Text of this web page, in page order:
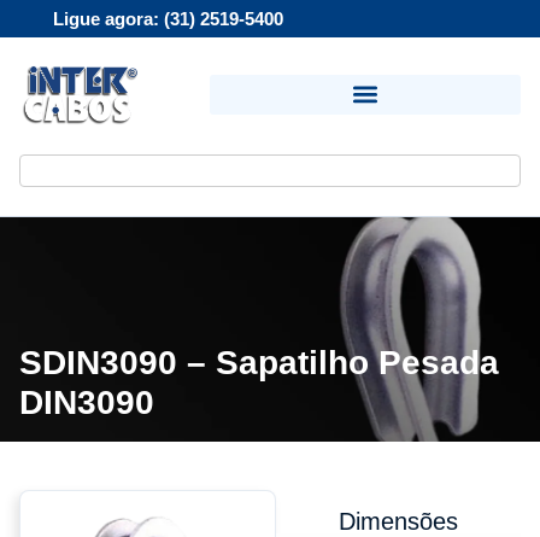
Ligue agora: (31) 2519-5400
SDIN3090 – Sapatilho Pesada
DIN3090
Dimensões